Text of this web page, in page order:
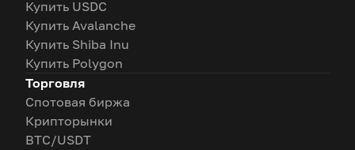
Купить USDC
Купить Avalanche
Купить Shiba Inu
Купить Polygon
Торговля
Спотовая биржа
Крипторынки
BTC/USDT